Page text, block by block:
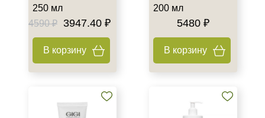
250 мл
4590 ₽
3947.40 ₽
В корзину
200 мл
5480 ₽
В корзину